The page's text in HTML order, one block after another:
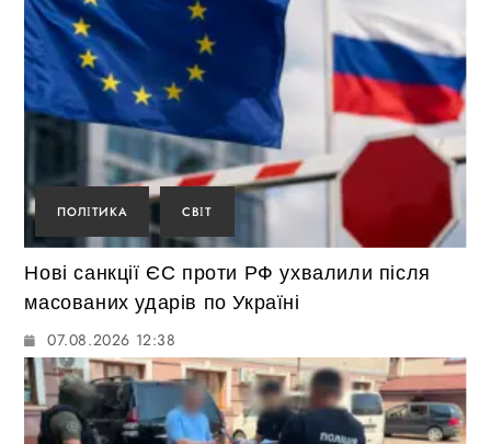
ПОЛІТИКА СВІТ
Нові санкції ЄС проти РФ ухвалили після
масованих ударів по Україні
07.08.2026 12:38